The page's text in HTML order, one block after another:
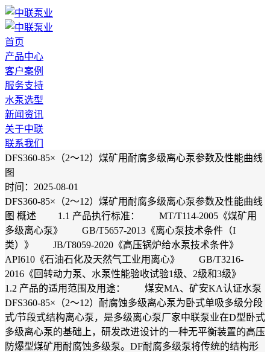
首页
产品中心
客户案例
服务支持
水泵选型
新闻资讯
关于中联
联系我们
DFS360-85×（2～12）煤矿用耐腐多级离心泵参数及性能曲线
图
时间：2025-08-01
DFS360-85×（2～12）煤矿用耐腐多级离心泵参数及性能曲线
图 概述 1.1 产品执行标准： MT/T114-2005《煤矿用
多级离心泵》 GB/T5657-2013《离心泵技术条件（I
类）》 JB/T8059-2020《高压锅炉给水泵技术条件》
API610《石油石化及天然气工业用离心》 GB/T3216-
2016《回转动力泵、水泵性能验收试验1级、2级和3级》
1.2 产品的适用范围及用途： 煤安MA、矿安KA认证水泵
DFS360-85×（2～12）耐腐蚀多级离心泵为卧式单吸多级分段
式/节段式结构离心泵，是多级离心泵厂家中联泵业在D型卧式
多级离心泵的基础上，研发改进设计的一种无平衡装置的高压
防爆型煤矿用耐腐蚀多级泵。DF耐腐多级泵将传统的结构形